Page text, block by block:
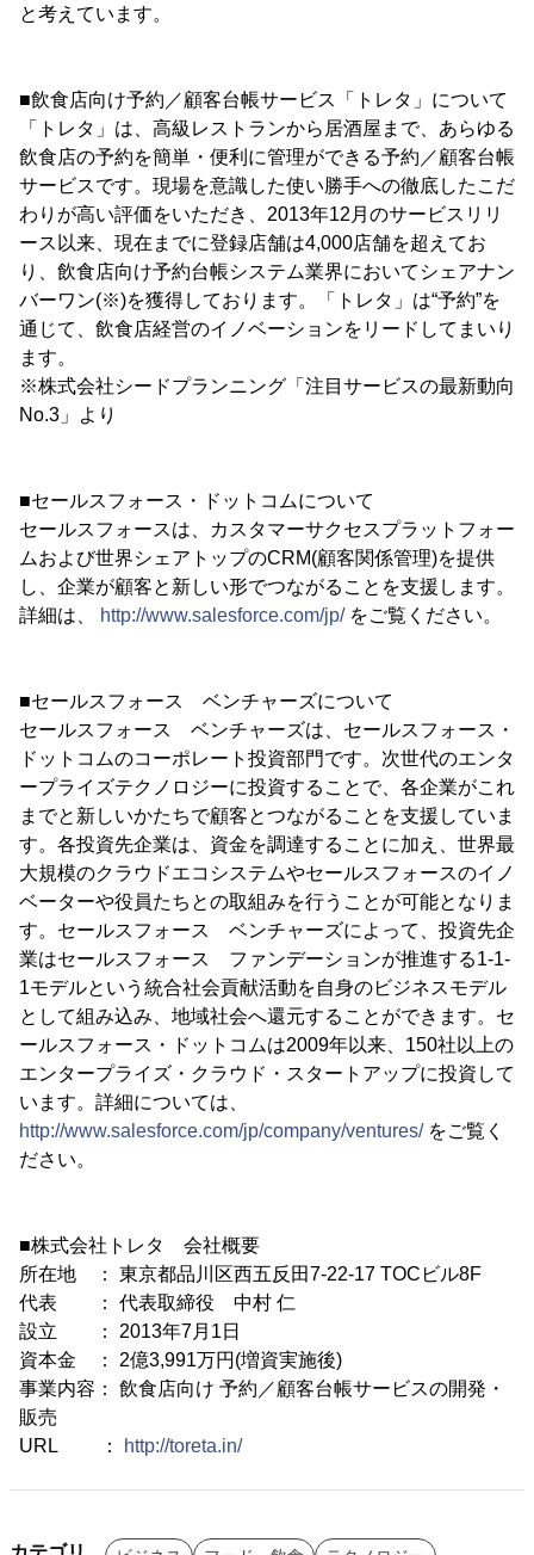
と考えています。
■飲食店向け予約／顧客台帳サービス「トレタ」について
「トレタ」は、高級レストランから居酒屋まで、あらゆる
飲食店の予約を簡単・便利に管理ができる予約／顧客台帳
サービスです。現場を意識した使い勝手への徹底したこだ
わりが高い評価をいただき、2013年12月のサービスリリ
ース以来、現在までに登録店舗は4,000店舗を超えてお
り、飲食店向け予約台帳システム業界においてシェアナン
バーワン(※)を獲得しております。「トレタ」は“予約”を
通じて、飲食店経営のイノベーションをリードしてまいり
ます。
※株式会社シードプランニング「注目サービスの最新動向
No.3」より
■セールスフォース・ドットコムについて
セールスフォースは、カスタマーサクセスプラットフォー
ムおよび世界シェアトップのCRM(顧客関係管理)を提供
し、企業が顧客と新しい形でつながることを支援します。
詳細は、
http://www.salesforce.com/jp/をご覧ください。
■セールスフォース ベンチャーズについて
セールスフォース ベンチャーズは、セールスフォース・
ドットコムのコーポレート投資部門です。次世代のエンタ
ープライズテクノロジーに投資することで、各企業がこれ
までと新しいかたちで顧客とつながることを支援していま
す。各投資先企業は、資金を調達することに加え、世界最
大規模のクラウドエコシステムやセールスフォースのイノ
ベーターや役員たちとの取組みを行うことが可能となりま
す。セールスフォース ベンチャーズによって、投資先企
業はセールスフォース ファンデーションが推進する1-1-
1モデルという統合社会貢献活動を自身のビジネスモデル
として組み込み、地域社会へ還元することができます。セ
ールスフォース・ドットコムは2009年以来、150社以上の
エンタープライズ・クラウド・スタートアップに投資して
います。詳細については、
http://www.salesforce.com/jp/company/ventures/をご覧く
ださい。
■株式会社トレタ 会社概要
所在地 ： 東京都品川区西五反田7-22-17 TOCビル8F
代表 ： 代表取締役 中村 仁
設立 ： 2013年7月1日
資本金 ： 2億3,991万円(増資実施後)
事業内容： 飲食店向け 予約／顧客台帳サービスの開発・
販売
URL ：
http://toreta.in/